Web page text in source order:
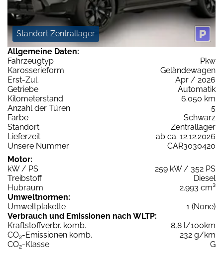
Standort Zentrallager
Allgemeine Daten:
Fahrzeugtyp
Pkw
Karosserieform
Geländewagen
Erst-Zul.
Apr / 2026
Getriebe
Automatik
Kilometerstand
6.050 km
Anzahl der Türen
5
Farbe
Schwarz
Standort
Zentrallager
Lieferzeit
ab ca. 12.12.2026
Unsere Nummer
CAR3030420
Motor:
kW / PS
259 kW / 352 PS
Treibstoff
Diesel
Hubraum
2.993 cm³
Umweltnormen:
Umweltplakette
1 (None)
Verbrauch und Emissionen nach WLTP:
Kraftstoffverbr. komb.
8,8 l/100km
CO2-Emissionen komb.
232 g/km
CO2-Klasse
G